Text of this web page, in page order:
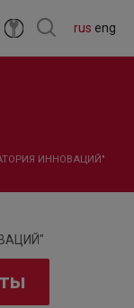
rus eng
ИННОВАЦИЙ"